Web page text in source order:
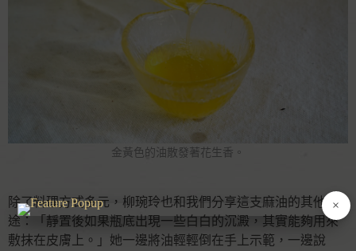
金黃色的油散發著花生香。
除了料理方式多元，柳琬玲也和我們分享這支麻油的其他用
途：「靜置後如果瓶底出現一些白白的沉澱，其實能夠用來
敷抹在皮膚上。」她一邊將油輕輕倒在手上示範，一邊說
×